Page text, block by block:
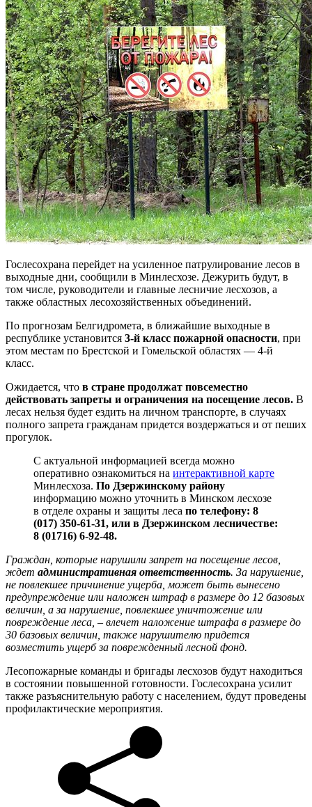
Гослесохрана перейдет на усиленное патрулирование лесов в
выходные дни, сообщили в Минлесхозе. Дежурить будут, в
том числе, руководители и главные лесничие лесхозов, а
также областных лесохозяйственных объединений.
По прогнозам Белгидромета, в ближайшие выходные в
республике установится 3-й класс пожарной опасности, при
этом местам по Брестской и Гомельской областях — 4-й
класс.
Ожидается, что в стране продолжат повсеместно
действовать запреты и ограничения на посещение лесов. В
лесах нельзя будет ездить на личном транспорте, в случаях
полного запрета гражданам придется воздержаться и от пеших
прогулок.
C актуальной информацией всегда можно
оперативно ознакомиться на интерактивной карте
Минлесхоза. По Дзержинскому району
информацию можно уточнить в Минском лесхозе
в отделе охраны и защиты леса по телефону: 8
(017) 350-61-31, или в Дзержинском лесничестве:
8 (01716) 6-92-48.
Граждан, которые нарушили запрет на посещение лесов,
ждет административная ответственность. За нарушение,
не повлекшее причинение ущерба, может быть вынесено
предупреждение или наложен штраф в размере до 12 базовых
величин, а за нарушение, повлекшее уничтожение или
повреждение леса, – влечет наложение штрафа в размере до
30 базовых величин, также нарушителю придется
возместить ущерб за поврежденный лесной фонд.
Лесопожарные команды и бригады лесхозов будут находиться
в состоянии повышенной готовности. Гослесохрана усилит
также разъяснительную работу с населением, будут проведены
профилактические мероприятия.